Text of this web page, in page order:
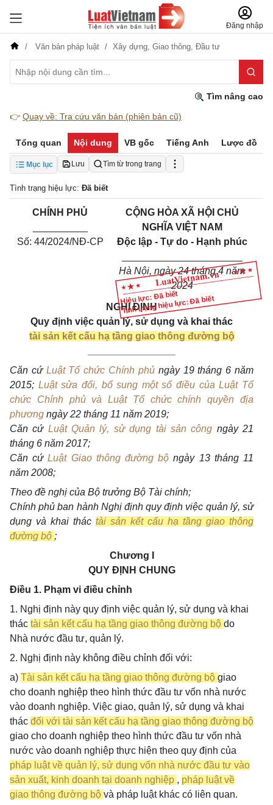
Đăng nhập
Văn bản pháp luật Xây dựng, Giao thông, Đầu tư
Tìm nâng cao
👉 Quay về: Tra cứu văn bản (phiên bản cũ)
Tổng quan Nội dung VB gốc Tiếng Anh Lược đồ
Mục lục Lưu Tìm từ trong trang
Tình trạng hiệu lực: Đã biết
Hiệu lực: Đã biết
Tình trạng hiệu lực: Đã biết
CHÍNH PHỦ
Số: 44/2024/NĐ-CP
CỘNG HÒA XÃ HỘI CHỦ
NGHĨA VIỆT NAM
Độc lập - Tự do - Hạnh phúc
Hà Nội, ngày 24 tháng 4 năm
2024
NGHỊ ĐỊNH
Quy định việc quản lý, sử dụng và khai thác
tài sản kết cấu hạ tầng giao thông đường bộ
Căn cứ Luật Tổ chức Chính phủ ngày 19 tháng 6 năm
2015; Luật sửa đổi, bổ sung một số điều của Luật Tổ
chức Chính phủ và Luật Tổ chức chính quyền địa
phương ngày 22 tháng 11 năm 2019;
Căn cứ Luật Quản lý, sử dụng tài sản công ngày 21
tháng 6 năm 2017;
Căn cứLuật Giao thông đường bộngày 13 tháng 11
năm 2008;
Theo đề nghị của Bộ trưởng Bộ Tài chính;
Chính phủ ban hành Nghị định quy định việc quản lý, sử
dụng và khai thác tài sản kết cấu hạ tầng giao thông
đường bộ ;
Chương I
QUY ĐỊNH CHUNG
Điều 1. Phạm vi điều chỉnh
1. Nghị định này quy định việc quản lý, sử dụng và khai
thác tài sản kết cấu hạ tầng giao thông đường bộ do
Nhà nước đầu tư, quản lý.
2. Nghị định này không điều chỉnh đối với:
a) Tài sản kết cấu hạ tầng giao thông đường bộ giao
cho doanh nghiệp theo hình thức đầu tư vốn nhà nước
vào doanh nghiệp. Việc giao, quản lý, sử dụng và khai
thác đối với tài sản kết cấu hạ tầng giao thông đường bộ
giao cho doanh nghiệp theo hình thức đầu tư vốn nhà
nước vào doanh nghiệp thực hiện theo quy định của
pháp luật về quản lý, sử dụng vốn nhà nước đầu tư vào
sản xuất, kinh doanh tại doanh nghiệp , pháp luật về
giao thông đường bộ và pháp luật khác có liên quan.